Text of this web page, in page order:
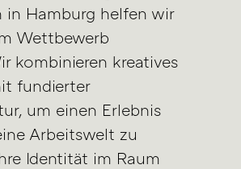
in Hamburg helfen wir
Wettbewerb
kombinieren kreatives
fundierter
um einen Erlebnis
Arbeitswelt zu
Identität im Raum